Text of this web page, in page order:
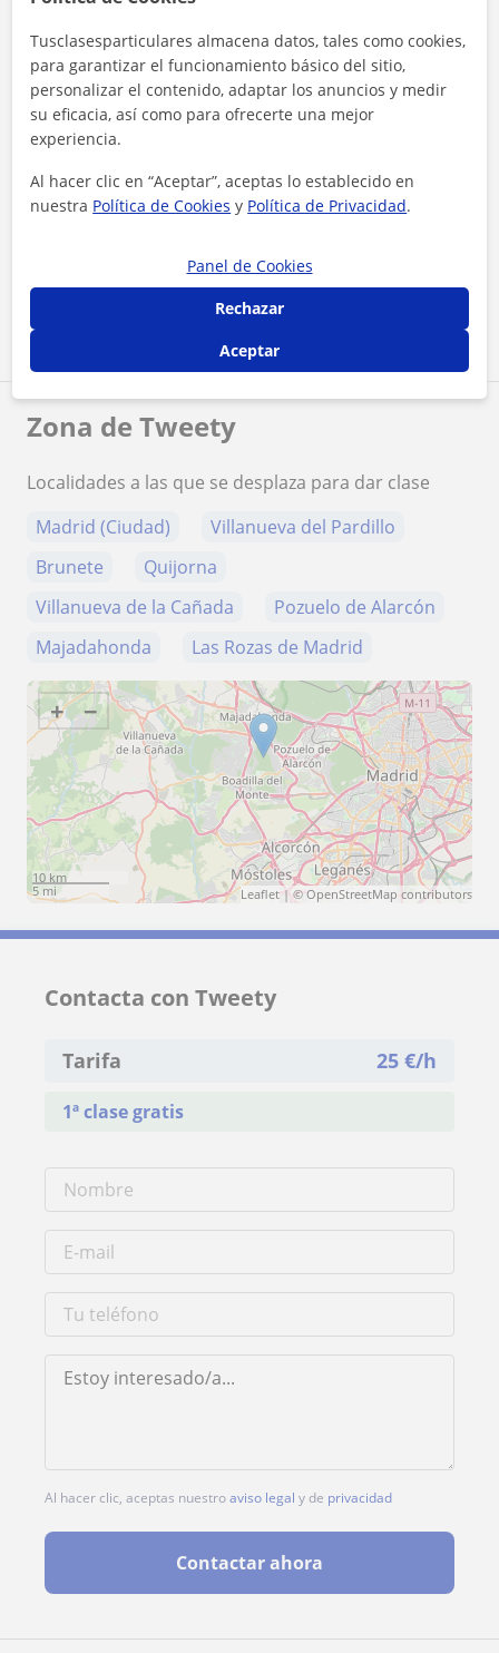
Reconocimientos
¿Quieres saber más de Tweety?
★★★19 valoraciones
Ver perfil
Zona de Tweety
Localidades a las que se desplaza para dar clase
Madrid (Ciudad)
Villanueva del Pardillo
Brunete
Quijorna
Villanueva de la Cañada
Pozuelo de Alarcón
Majadahonda
Las Rozas de Madrid
+ −
10 km
5 mi
Leaflet | © OpenStreetMap contributors
Contacta con Tweety
Tarifa 25 €/h
1ª clase gratis
Al hacer clic, aceptas nuestroaviso legal y de privacidad
Contactar ahora
Tusclasesparticulares almacena datos, tales como cookies,
para garantizar el funcionamiento básico del sitio,
personalizar el contenido, adaptar los anuncios y medir
su eficacia, así como para ofrecerte una mejor
experiencia.
Al hacer clic en “Aceptar”, aceptas lo establecido en
nuestra Política de Cookies y Política de Privacidad.
Panel de Cookies
Rechazar
Aceptar